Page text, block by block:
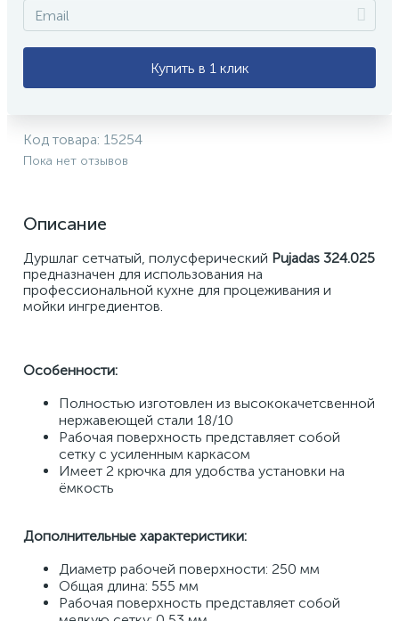
Купить в 1 клик
Код товара: 15254
Пока нет отзывов
Описание
Дуршлаг сетчатый, полусферический
предназначен для использования на
профессиональной кухне для процеживания и
мойки ингредиентов.
Особенности:
Полностью изготовлен из высококачетсвенной
нержавеющей стали 18/10
Рабочая поверхность представляет собой
сетку с усиленным каркасом
Имеет 2 крючка для удобства установки на
ёмкость
Дополнительные характеристики:
Диаметр рабочей поверхности: 250 мм
Общая длина: 555 мм
Рабочая поверхность представляет собой